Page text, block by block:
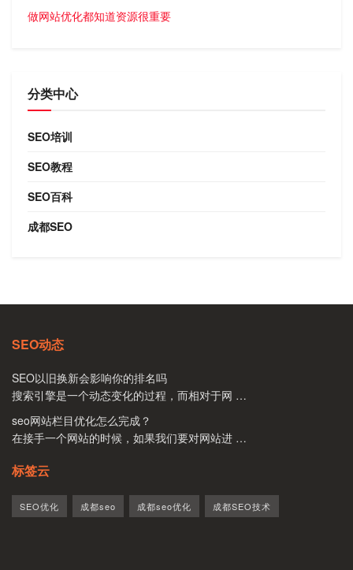
做网站优化都知道资源很重要
分类中心
SEO培训
SEO教程
SEO百科
成都SEO
SEO动态
SEO以旧换新会影响你的排名吗
搜索引擎是一个动态变化的过程，而相对于网 …
seo网站栏目优化怎么完成？
在接手一个网站的时候，如果我们要对网站进 …
标签云
SEO优化 成都seo 成都seo优化 成都SEO技术